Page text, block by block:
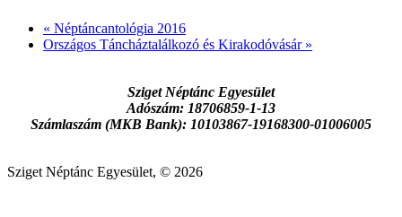
« Néptáncantológia 2016
Országos Táncháztalálkozó és Kirakodóvásár »
Sziget Néptánc Egyesület
Adószám: 18706859-1-13
Számlaszám (MKB Bank): 10103867-19168300-01006005
Sziget Néptánc Egyesület, © 2026